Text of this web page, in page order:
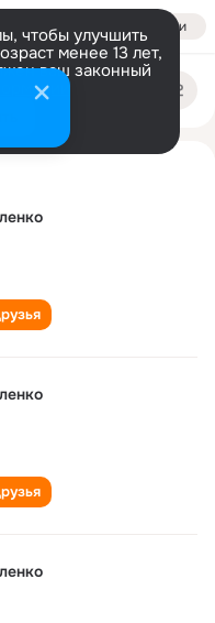
Войти
чтобы улучшить
менее 13 лет,
ваш законный